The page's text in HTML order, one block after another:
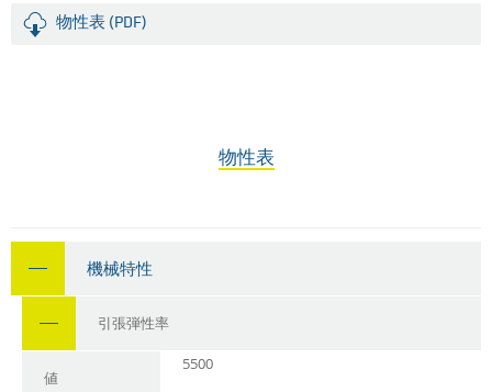
物性表 (PDF)
物性表
機械特性
引張弾性率
値
5500